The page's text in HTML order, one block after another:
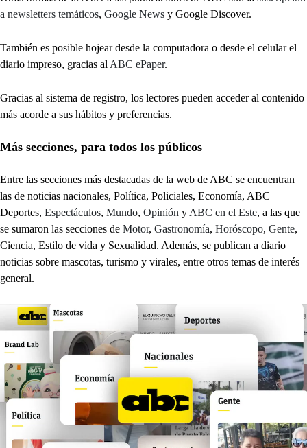
a newsletters temáticos, Google News y Google Discover.
También es posible hojear desde la computadora o desde el celular el
diario impreso, gracias al ABC ePaper.
Gracias al sistema de registro, los lectores pueden acceder al contenido
más acorde a sus hábitos y preferencias.
Más secciones, para todos los públicos
Entre las secciones más destacadas de la web de ABC se encuentran
las de noticias nacionales, Política, Policiales, Economía, ABC
Deportes, Espectáculos, Mundo, Opinión y ABC en el Este, a las que
se sumaron las secciones de Motor, Gastronomía, Horóscopo, Gente,
Ciencia, Estilo de vida y Sexualidad. Además, se publican a diario
noticias sobre mascotas, turismo y virales, entre otros temas de interés
general.